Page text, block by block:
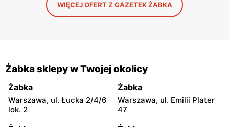
WIĘCEJ OFERT Z GAZETEK ŻABKA
Żabka sklepy w Twojej okolicy
Żabka
Warszawa, ul. Łucka 2/4/6
lok. 2
Żabka
Warszawa, ul. Emilii Plater
47